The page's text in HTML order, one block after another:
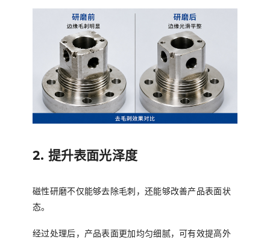
2. 提升表面光泽度
磁性研磨不仅能够去除毛刺，还能够改善产品表面状
态。
经过处理后，产品表面更加均匀细腻，可有效提高外